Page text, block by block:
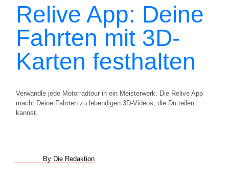
Relive App: Deine
Fahrten mit 3D-
Karten festhalten
Verwandle jede Motorradtour in ein Meisterwerk. Die Relive App
macht Deine Fahrten zu lebendigen 3D-Videos, die Du teilen
kannst.
By Die Redaktion